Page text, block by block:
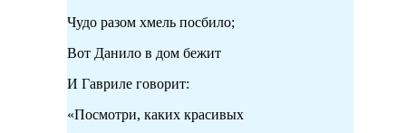
Чудо разом хмель посбило;
Вот Данило в дом бежит
И Гавриле говорит:
«Посмотри, каких красивых